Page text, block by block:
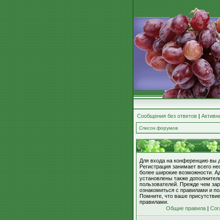
Сообщения без ответов |
Список форумов
Для входа на конференцию вы
Регистрация занимает всего
более широкие возможности.
установлены также
пользователей. Прежде чем
ознакомиться с правилами и
Помните, что ваше
правилами.
Общие правила |